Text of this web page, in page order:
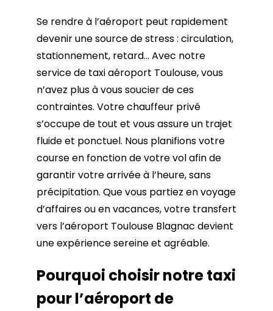
Se rendre à l’aéroport peut rapidement
devenir une source de stress : circulation,
stationnement, retard… Avec notre
service de taxi aéroport Toulouse, vous
n’avez plus à vous soucier de ces
contraintes. Votre chauffeur privé
s’occupe de tout et vous assure un trajet
fluide et ponctuel. Nous planifions votre
course en fonction de votre vol afin de
garantir votre arrivée à l’heure, sans
précipitation. Que vous partiez en voyage
d’affaires ou en vacances, votre transfert
vers l’aéroport Toulouse Blagnac devient
une expérience sereine et agréable.
Pourquoi choisir notre taxi
pour l’aéroport de